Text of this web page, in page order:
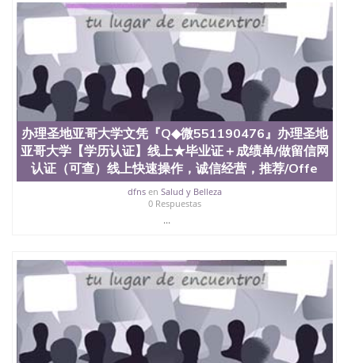
受性肯定及好评；而各种大学部和研究所的商学课程
也吸引了众多不同国家的专业人士前来研究与学习。
二、办理流程： 1、收集客户办理信息； 2、客户付
定金下单； 3、公司确认到账转制作点做电子图；
4、电子图做好发给客户确认； 5、电子图确认好转成
品部做成品； 6、成品做好拍照或者视频确认再付余
款； 7、快递给客户（国内顺丰，国外DHL）。 三、
真实网上可查的证明材料 1、教育部学历学位认证，
留服真实存档可查，存档。 2、留学回国人员证明
（使馆认证），使馆网站真实存档可查。 3、留信网
真实可查认证办理，存档可查，终身受用。 四、办理
流程农业科学院、艺术与建筑学院、商学院、交流学
院、地球及物质科学院、教育学院、工程学院、健康
与人类发展学院、信息工程与科学学院、人文学院、
护理学院、科学学院等。学校的教育学院排名在全美
专业课程包括：会计学、MBA、财务、教育、建筑工
程、经济、医学、护理、文学、音乐、生物学、统计
学、美术、电子工程、天文学、农业、环境污染控
制、历史、电气工程、生物工程、建筑设计、工商管
理、材料科学、机械工程、航天工程、土木工程、数
学、化学、英语、社会科学、心理学、戏剧、市场营
销、机械工程、计算机科学、物理学、人工智能、商
办理圣地亚哥大学文凭『Q◆微551190476』办理圣地
亚哥大学【学历认证】线上★毕业证＋成绩单/做留信网
认证（可查）线上快速操作，诚信经营，推荐/Offe
dfnsen Salud y Belleza
0 Respuestas
...